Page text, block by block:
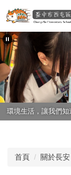
到
要
內
容
區
環境生活，讓我們
首頁 關於長安